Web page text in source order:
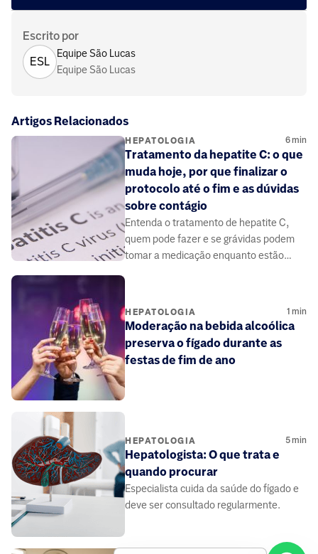
Escrito por
ESL
Equipe São Lucas
Equipe São Lucas
Artigos Relacionados
HEPATOLOGIA 6min
Tratamento da hepatite C: o que
muda hoje, por que finalizar o
protocolo até o fim e as dúvidas
sobre contágio
Entenda o tratamento de hepatite C,
quem pode fazer e se grávidas podem
tomar a medicação enquanto estão
HEPATOLOGIA 1 min
Moderação na bebida alcoólica
preserva o fígado durante as
festas de fim de ano
HEPATOLOGIA 5min
Hepatologista: O que trata e
quando procurar
Especialista cuida da saúde do fígado e
deve ser consultado regularmente.